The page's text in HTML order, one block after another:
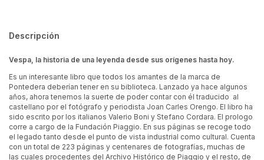
Descripción
Vespa, la historia de una leyenda desde sus orígenes hasta hoy.
Es un interesante libro que todos los amantes de la marca de
Pontedera deberían tener en su biblioteca. Lanzado ya hace algunos
años, ahora tenemos la suerte de poder contar con él traducido al
castellano por el fotógrafo y periodista Joan Carles Orengo. El libro ha
sido escrito por los italianos Valerio Boni y Stefano Cordara. El prologo
corre a cargo de la Fundación Piaggio. En sus páginas se recoge todo
el legado tanto desde el punto de vista industrial como cultural. Cuenta
con un total de 223 páginas y centenares de fotografías, muchas de
las cuales procedentes del Archivo Histórico de Piaggio y el resto, de